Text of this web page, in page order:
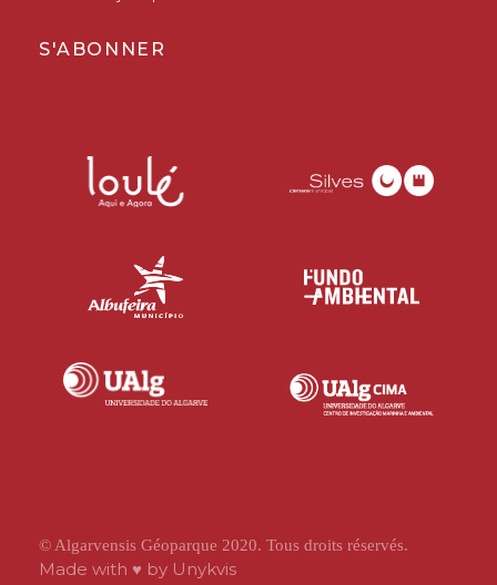
© Algarvensis Géoparque 2020. Tous droits réservés.
Made with ♥ by Unykvis